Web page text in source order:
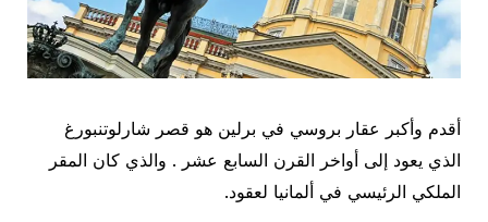
أقدم وأكبر عقار بروسي في برلين هو قصر شارلوتنبورغ
الذي يعود إلى أواخر القرن السابع عشر . والذي كان المقر
الملكي الرئيسي في ألمانيا لعقود.